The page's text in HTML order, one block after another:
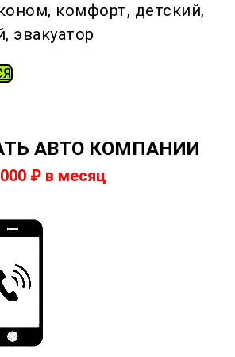
комфорт, детский,
эвакуатор
АВТО КОМПАНИИ
₽ в месяц